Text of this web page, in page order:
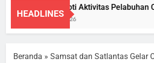
HEADLINES
DPRD Soroti Aktivitas Pelabuhan
7 Agustus 2026
Beranda » Samsat dan Satlantas Gelar